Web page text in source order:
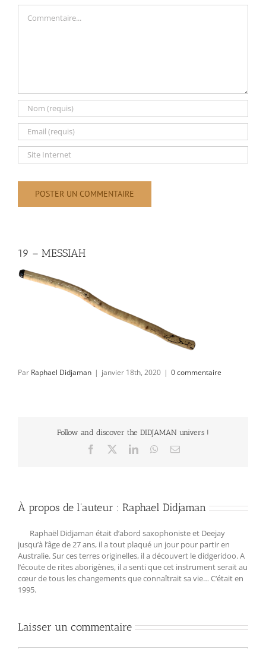
19 – MESSIAH
Par Raphael Didjaman | janvier 18th, 2020 | 0 commentaire
Follow and discover the DIDJAMAN univers !
Facebook LinkedInWhatsApp
Email
À propos de l'auteur : Raphael Didjaman
Raphaël Didjaman était d’abord saxophoniste et Deejay
jusqu’à l’âge de 27 ans, il a tout plaqué un jour pour partir en
Australie. Sur ces terres originelles, il a découvert le didgeridoo. A
l‘écoute de rites aborigènes, il a senti que cet instrument serait au
cœur de tous les changements que connaîtrait sa vie… C‘était en
1995.
Laisser un commentaire